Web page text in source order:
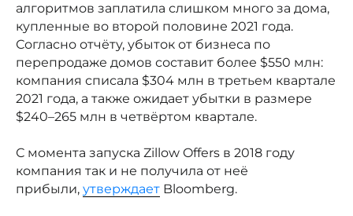
алгоритмов заплатила слишком много за дома,
купленные во второй половине 2021 года.
Согласно отчёту, убыток от бизнеса по
перепродаже домов составит более $550 млн:
компания списала $304 млн в третьем квартале
2021 года, а также ожидает убытки в размере
$240–265 млн в четвёртом квартале.
С момента запуска Zillow Offers в 2018 году
компания так и не получила от неё
прибыли, утверждает Bloomberg.